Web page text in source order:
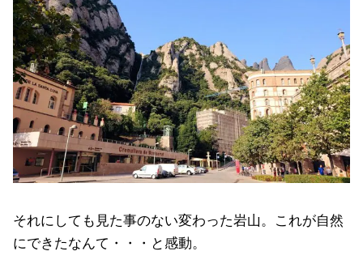
それにしても見た事のない変わった岩山。これが自然
にできたなんて・・・と感動。